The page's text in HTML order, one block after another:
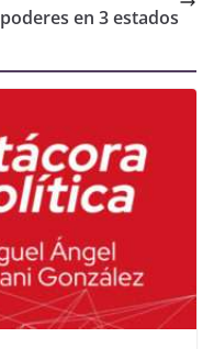
poderes en 3 estados